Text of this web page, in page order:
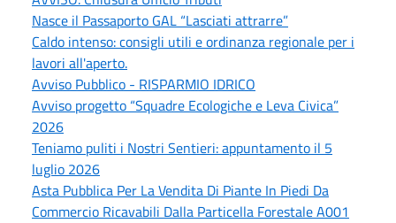
Nasce il Passaporto GAL “Lasciati attrarre”
Caldo intenso: consigli utili e ordinanza regionale per i
lavori all'aperto.
Avviso Pubblico - RISPARMIO IDRICO
Avviso progetto “Squadre Ecologiche e Leva Civica”
2026
Teniamo puliti i Nostri Sentieri: appuntamento il 5
luglio 2026
Asta Pubblica Per La Vendita Di Piante In Piedi Da
Commercio Ricavabili Dalla Particella Forestale A001